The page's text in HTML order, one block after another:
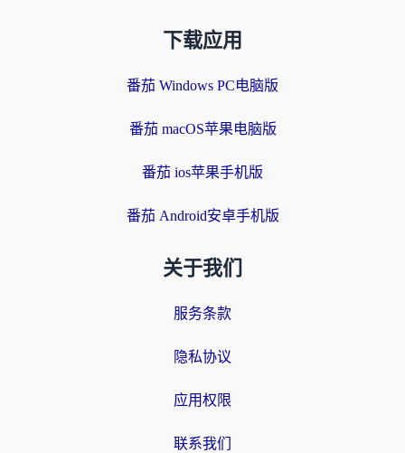
下载应用
番茄 Windows PC电脑版
番茄 macOS苹果电脑版
番茄 ios苹果手机版
番茄 Android安卓手机版
关于我们
服务条款
隐私协议
应用权限
联系我们